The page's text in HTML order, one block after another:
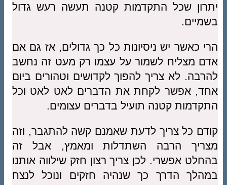
יתרון שכל התקדמות קטנה תעשה רעש גדול
בשמיים.
הרי כאשר יש ניסיונות כל כך גדולים, אז גם אם
אדם מצליח לשמור על עצמו רק מעט זה נחשב
להרבה. לא צריך להפוך לקדושים וטהורים ביום
אחד, אפשר לקחת את הדברים לאט לאט וכל
התקדמות קטנה תועיל בדברים עצומים.
קודם כל צריך לדעת שאמנם קשה להתגבר, וזה
מצריך הרבה השתדלות ומאמץ, אבל זה
בהחלט אפשרי. לכן צריך רצון חזק שילווה אותנו
במהלך הדרך כך שנהיה חזקים ונוכל לנצח